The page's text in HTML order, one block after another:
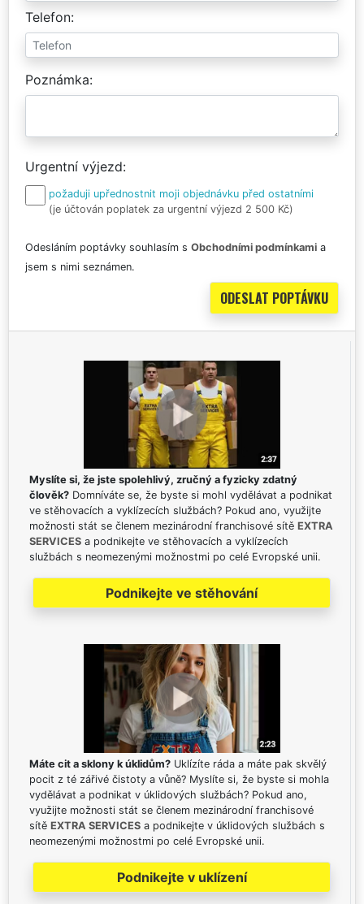
Telefon
Poznámka
Urgentní výjezd
požaduji upřednostnit moji objednávku před ostatními
(je účtován poplatek za urgentní výjezd 2 500 Kč)
Odesláním poptávky souhlasím s Obchodními podmínkami a
jsem s nimi seznámen.
Myslíte si, že jste spolehlivý, zručný a fyzicky zdatný
člověk? Domníváte se, že byste si mohl vydělávat a podnikat
ve stěhovacích a vyklízecích službách? Pokud ano, využijte
možnosti stát se členem mezinárodní franchisové sítě EXTRA
SERVICES a podnikejte ve stěhovacích a vyklízecích
službách s neomezenými možnostmi po celé Evropské unii.
Podnikejte ve stěhování
Máte cit a sklony k úklidům? Uklízíte ráda a máte pak skvělý
pocit z té zářivé čistoty a vůně? Myslíte si, že byste si mohla
vydělávat a podnikat v úklidových službách? Pokud ano,
využijte možnosti stát se členem mezinárodní franchisové
sítě EXTRA SERVICES a podnikejte v úklidových službách s
neomezenými možnostmi po celé Evropské unii.
Podnikejte v uklízení